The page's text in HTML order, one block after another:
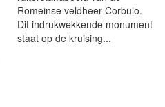
Romeinse veldheer Corbulo.
Dit indrukwekkende monument
staat op de kruising...